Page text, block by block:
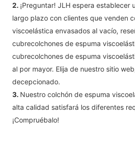
2. ¡Preguntar! JLH espera establecer
largo plazo con clientes que venden
viscoelástica envasados ​​al vacío,
cubrecolchones de espuma
cubrecolchones de espuma
al por mayor. Elija de nuestro sitio
decepcionado.
3. Nuestro colchón de espuma
alta calidad satisfará los diferentes
¡Compruébalo!